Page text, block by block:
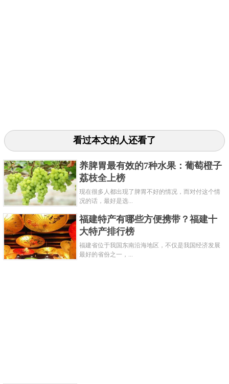
公明烧鹅是广东省深圳市的一道传统美食，因产
自深圳光明区公明街道而得名，也是因色香味俱全的
特点而于1939年成为深圳的闻名海内外的传统特色美
食，刚出炉的烧鹅具有金黄鲜亮，皮脆嫩可口，肉肥
而不腻，香味浓郁扑鼻的特点。
关键字：特产 荔枝
看过本文的人还看了
养脾胃最有效的7种水果：葡萄橙子
荔枝全上榜
现在很多人都出现了脾胃不好的情况，而对付这个情
况的话，最好是选...
福建特产有哪些方便携带？福建十
大特产排行榜
福建省位于我国东南沿海地区，不仅是我国经济发展
最好的省份之一，...